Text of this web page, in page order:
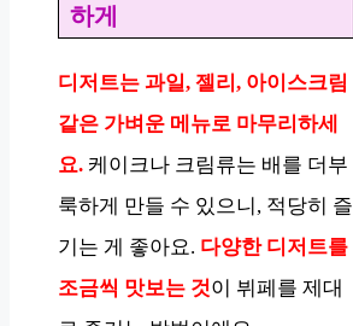
하게
디저트는 과일, 젤리, 아이스크림
같은 가벼운 메뉴로 마무리하세
요. 케이크나 크림류는 배를 더부
룩하게 만들 수 있으니, 적당히 즐
기는 게 좋아요. 다양한 디저트를
조금씩 맛보는 것이 뷔페를 제대